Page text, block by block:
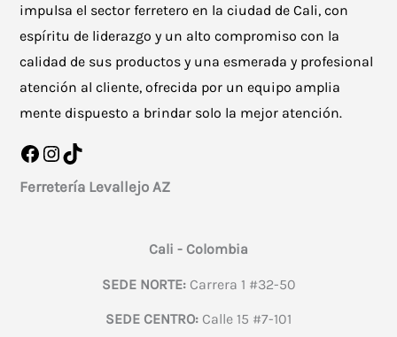
impulsa el sector ferretero en la ciudad de Cali, con
espíritu de liderazgo y un alto compromiso con la
calidad de sus productos y una esmerada y profesional
atención al cliente, ofrecida por un equipo amplia
mente dispuesto a brindar solo la mejor atención.
Facebook
Instagram
TikTok
Ferretería Levallejo AZ
Cali - Colombia
SEDE NORTE:Carrera 1 #32-50
SEDE CENTRO: Calle 15 #7-101